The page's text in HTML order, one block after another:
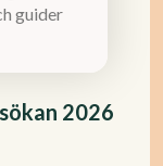
2026
guider